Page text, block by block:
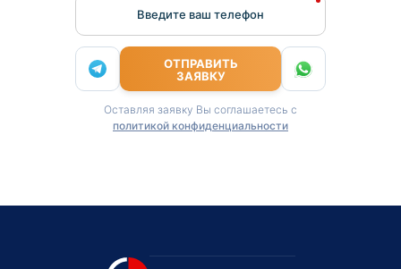
Введите ваш телефон
ОТПРАВИТЬ
ЗАЯВКУ
Оставляя заявку Вы соглашаетесь с
политикой конфиденциальности